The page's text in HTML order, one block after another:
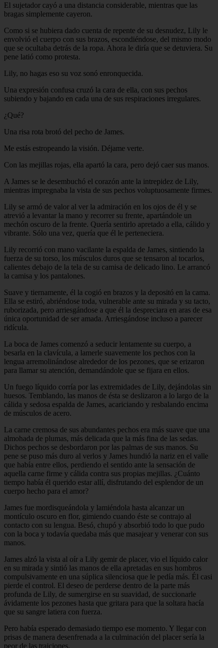
El sujetador cayó a una distancia considerable, mientras que las
bragas simplemente cayeron.
Como si se hubiera dado cuenta de repente de su desnudez, Lily le
envolvió el cuerpo con sus brazos, escondiéndose, del mismo modo
que se ocultaba detrás de la ropa. Ahora le diría que se detuviera. Su
pene latió como protesta.
Lily, no hagas eso su voz sonó enronquecida.
Una expresión confusa cruzó la cara de ella, con sus pechos
subiendo y bajando en cada una de sus respiraciones irregulares.
¿Qué?
Una risa rota brotó del pecho de James.
Me estás estropeando la visión. Déjame verte.
Con las mejillas rojas, ella apartó la cara, pero dejó caer sus manos.
A James se le desembuchó el corazón ante la intrepidez de Lily,
mientras impregnaba la vista de sus pechos voluptuosamente firmes.
Lily se armó de valor al ver la admiración en los ojos de él y se
atrevió a levantar la mano y recorrer su frente, apartándole un
mechón oscuro de la frente. Quería sentirlo apretado a ella, cálido y
vibrante. Sólo una vez, quería que él le perteneciera.
Lily recorrió con mano vacilante la espalda de James, sintiendo la
fuerza de su torso, los músculos duros que se tensaron al tocarlos,
calientes debajo de la tela de su camisa de delicado lino. Le arrancó
la camisa y los pantalones.
Suave y tiernamente, él la cogió en brazos y la depositó en la cama.
Ella se estiró, abriéndose toda, vulnerable ante su mirada y su tacto,
ruborizada, pero arriesgándose a que él la despreciara en aras de esa
única oportunidad de ser amada. Arriesgándose incluso a parecer
ridícula.
La boca de James comenzó a seducir lentamente su cuerpo, a
besarla en la clavícula, a lamerle suavemente los pechos con la
lengua arremolinándose alrededor de los pezones, que se erizaron
para llamar su atención, demandándole que se fijara en ellos.
Un fuego líquido corría por las extremidades de Lily, dejándolas sin
huesos. Temblando, las manos de ésta se deslizaron a lo largo de la
cálida y sedosa espalda de James, acariciando y resbalando encima
de músculos de acero.
La carne cremosa de sus abundantes pechos era más suave que una
almohada de plumas, más delicada que la más fina de las sedas.
Dichos pechos se desbordaron por las palmas de sus manos. Su
pene se puso más duro al verlos y James hundió la nariz en el valle
que había entre ellos, perdiendo el sentido ante la sensación de
aquella carne firme y cálida contra sus propias mejillas. ¿Cuánto
tiempo había él querido estar allí, disfrutando del esplendor de un
cuerpo hecho para el amor?
James fue mordisqueándola y lamiéndola hasta alcanzar un
montículo oscuro en flor, gimiendo cuando éste se contrajo al
contacto con su lengua. Besó, chupó y absorbió todo lo que pudo
con la boca y todavía quedaba más que masajear y venerar con sus
manos.
James alzó la vista al oír a Lily gemir de placer, vio el líquido calor
en su mirada y sintió las manos de ella apretadas en sus hombros
compulsivamente en una súplica silenciosa que le pedía más. Él casi
pierde el control. El deseo de perderse dentro de la parte más
profunda de Lily, de sumergirse en su suavidad, de succionarle
ávidamente los pezones hasta que gritara para que la soltara hacía
que su sangre latiera con fuerza.
Pero había esperado demasiado tiempo ese momento. Y llegar con
prisas de manera desenfrenada a la culminación del placer sería la
peor de las traiciones.